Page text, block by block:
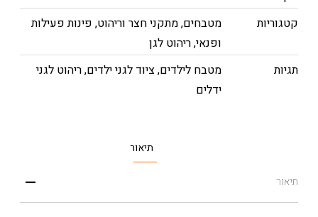
קטגוריות
מטבחים,מתקני חצר וריהוט, פינות פעילות
ופנאי,ריהוט לגן
תגיות
מטבח לילדים,ציוד לגני ילדים,ריהוט לגני
ידלים
תיאור
תיאור